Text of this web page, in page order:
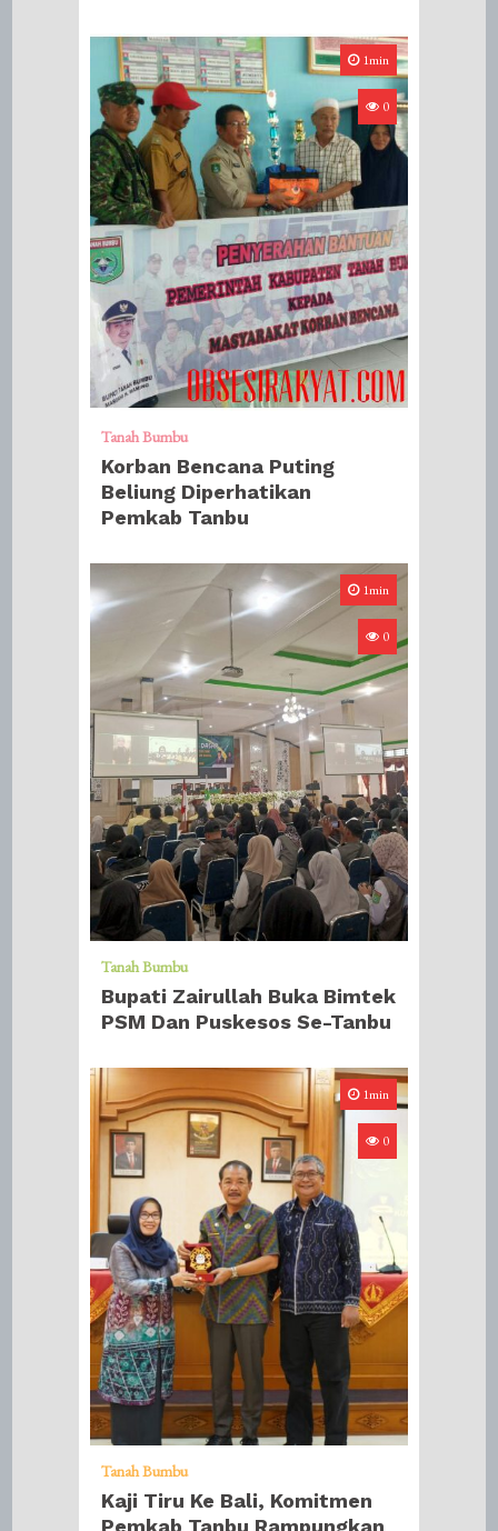
1min
0
Tanah Bumbu
​Korban Bencana Puting
Beliung Diperhatikan
Pemkab Tanbu
1min
0
Tanah Bumbu
Bupati Zairullah Buka Bimtek
PSM Dan Puskesos Se-Tanbu
1min
0
Tanah Bumbu
Kaji Tiru Ke Bali, Komitmen
Pemkab Tanbu Rampungkan